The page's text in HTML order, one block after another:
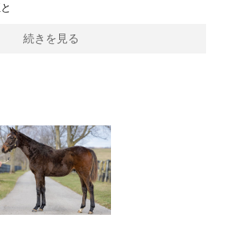
続きを見る